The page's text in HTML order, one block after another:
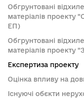
Обгрунтовані
матеріалів проекту
ЕП)
Обгрунтовані
матеріалів проекту
Експертиза проекту
Оцінка впливу на
Існуючі обєкти